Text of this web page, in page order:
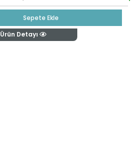
Sepete Ekle
Ürün Detayı